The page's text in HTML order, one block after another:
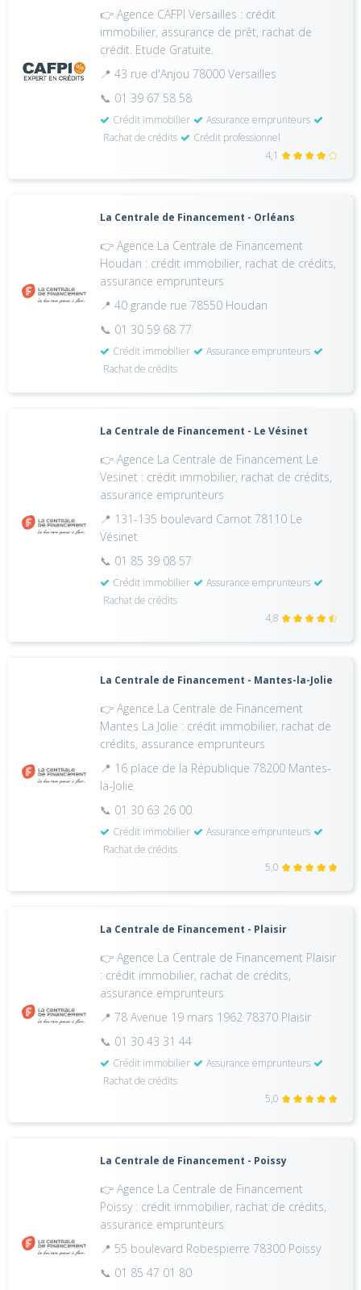
👉 Agence CAFPI Versailles : crédit
immobilier, assurance de prêt, rachat de
crédit. Etude Gratuite.
📍 43 rue d'Anjou 78000 Versailles
📞 01 39 67 58 58
Crédit immobilier
Assurance emprunteurs
Rachat de crédits
Crédit professionnel
4,1
La Centrale de Financement - Orléans
👉 Agence La Centrale de Financement
Houdan : crédit immobilier, rachat de crédits,
assurance emprunteurs
📍 40 grande rue 78550 Houdan
📞 01 30 59 68 77
Crédit immobilier
Assurance emprunteurs
Rachat de crédits
La Centrale de Financement - Le Vésinet
👉 Agence La Centrale de Financement Le
Vesinet : crédit immobilier, rachat de crédits,
assurance emprunteurs
📍 131-135 boulevard Carnot 78110 Le
Vésinet
📞 01 85 39 08 57
Crédit immobilier
Assurance emprunteurs
Rachat de crédits
4,8
La Centrale de Financement - Mantes-la-Jolie
👉 Agence La Centrale de Financement
Mantes La Jolie : crédit immobilier, rachat de
crédits, assurance emprunteurs
📍 16 place de la République 78200 Mantes-
la-Jolie
📞 01 30 63 26 00
Crédit immobilier
Assurance emprunteurs
Rachat de crédits
5,0
La Centrale de Financement - Plaisir
👉 Agence La Centrale de Financement Plaisir
: crédit immobilier, rachat de crédits,
assurance emprunteurs
📍 78 Avenue 19 mars 1962 78370 Plaisir
📞 01 30 43 31 44
Crédit immobilier
Assurance emprunteurs
Rachat de crédits
5,0
La Centrale de Financement - Poissy
👉 Agence La Centrale de Financement
Poissy : crédit immobilier, rachat de crédits,
assurance emprunteurs
📍 55 boulevard Robespierre 78300 Poissy
📞 01 85 47 01 80